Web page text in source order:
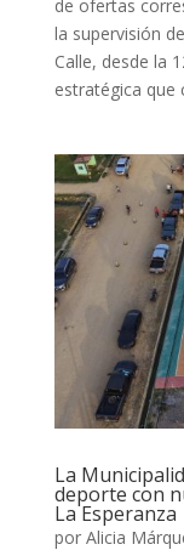
de ofertas
la supervisión
Calle, desde la
estratégica que
La
deporte con
La Esperanza
por Alicia